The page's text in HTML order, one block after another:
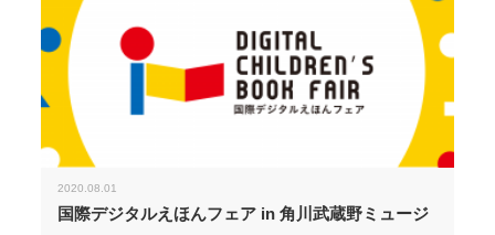
2020.08.01
国際デジタルえほんフェア in 角川武蔵野ミュージ